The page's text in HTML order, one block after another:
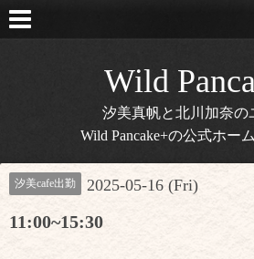
Wild
汐美真帆と北川加奈の
Wild Pancake+の公式ホー
汐美cafe出勤 2025-05-16 (Fri)
11:00~15:30